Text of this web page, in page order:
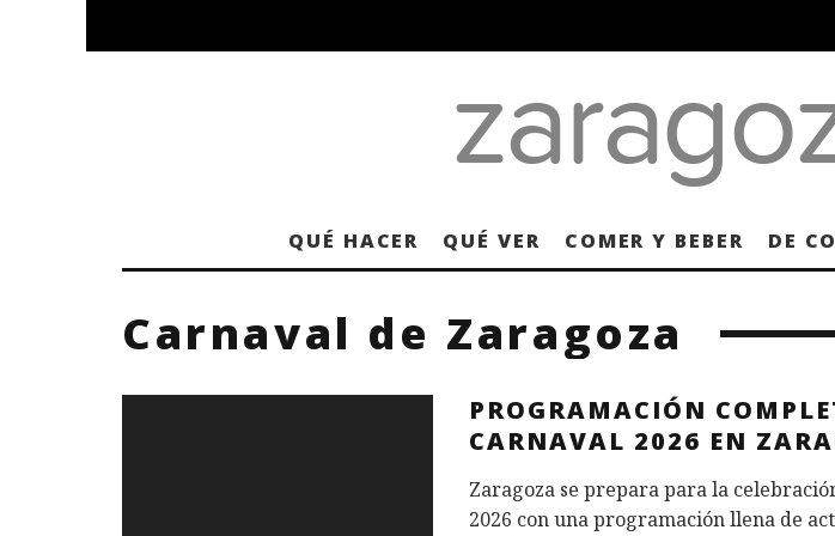
QUÉ HACER QUÉ VER COMER Y BEBER DE
Carnaval de Zaragoza
PROGRAMACIÓN
CARNAVAL 2026 EN
Zaragoza se prepara para la
2026 con una programación llena de